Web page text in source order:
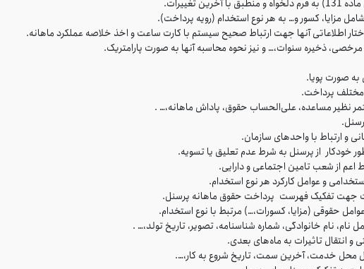
مزایا، کسور و… به هر نوع استخدام (رویه پرداخت).
اطلاعاتی آنها جهت ارتباط صحیح سیستم با کارت ساعت و اخذ خلاصه عملکرد ماهانه.
ذخیره سنوات،… و نیز نحوه محاسبه آنها به صورت پارامتریک.
صورت پویا.
مختلف پرداخت.
نظیر مساعده، علی‌الحساب حقوق، پاداش ماهانه،… .
و ارتباط با واحدهای سازمان.
خودکار از پرسنل به شرط عدم تعلیق یا تسویه.
از شعب تامین اجتماعی و دارایی.
و عوامل کارکرد هر نوع استخدام.
جهت تفکیک فهرست پرداخت حقوق ماهانه پرسنل.
حقوقی (مزایا، کسورات،…) مرتبط با نوع استخدام.
نام خانوادگی، شماره شناسنامه، تصویر، تاریخ تولد،… .
و انتقال تاثیرات به ماه‌های بعدی.
محل خدمت، آخرین سمت، تاریخ شروع به کار،….